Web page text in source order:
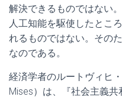
解決できるものではない
人工知能を駆使したとこ
れるものではない。その
なのである。
経済学者のルートヴィヒ
Mises）は、『社会主義共